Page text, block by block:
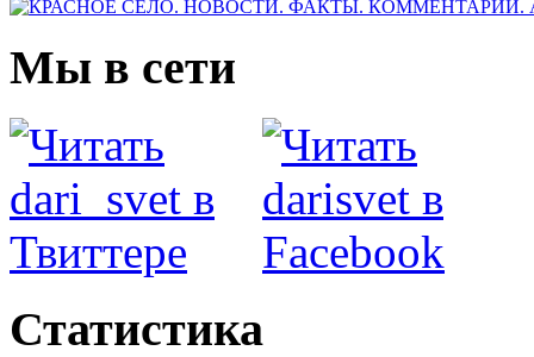
Мы в сети
Статистика